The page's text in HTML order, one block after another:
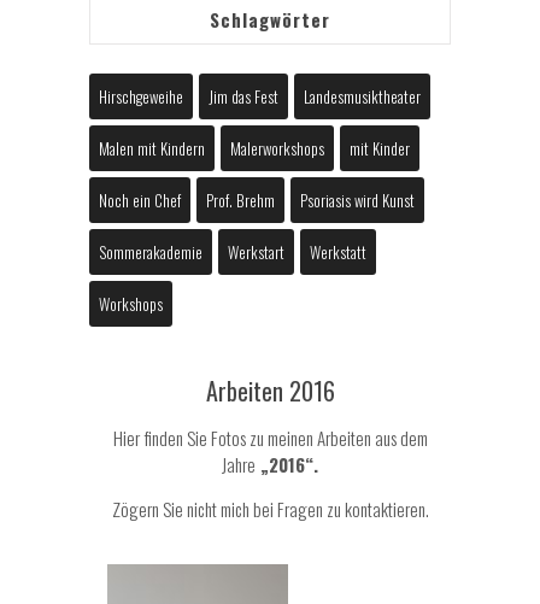
Schlagwörter
Hirschgeweihe Jim das Fest Landesmusiktheater
Malen mit Kindern Malerworkshops mit Kinder
Noch ein Chef Prof. Brehm Psoriasis wird Kunst
Sommerakademie Werkstart Werkstatt
Workshops
Arbeiten 2016
Hier finden Sie Fotos zu meinen Arbeiten aus dem
Jahre „2016“.
Zögern Sie nicht mich bei Fragen zukontaktieren.